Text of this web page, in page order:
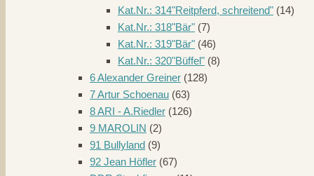
Kat.Nr.: 314"Reitpferd, schreitend" (14)
Kat.Nr.: 318"Bär" (7)
Kat.Nr.: 319"Bär" (46)
Kat.Nr.: 320"Büffel" (8)
6 Alexander Greiner (128)
7 Artur Schoenau (63)
8 ARI - A.Riedler (126)
9 MAROLIN (2)
91 Bullyland (9)
92 Jean Höfler (67)